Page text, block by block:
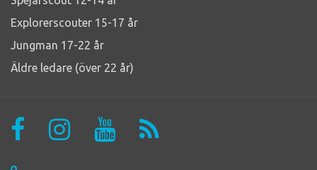
Explorerscouter 15-17 år
Jungman 17-22 år
Äldre ledare (över 22 år)